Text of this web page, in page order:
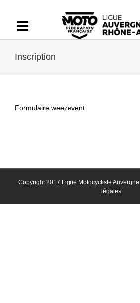
contenu
Inscription
Formulaire weezevent
Copyright 2017 Ligue Motocycliste Auvergne
légales